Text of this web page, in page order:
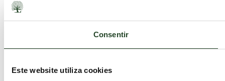
Consentir
Este website utiliza cookies